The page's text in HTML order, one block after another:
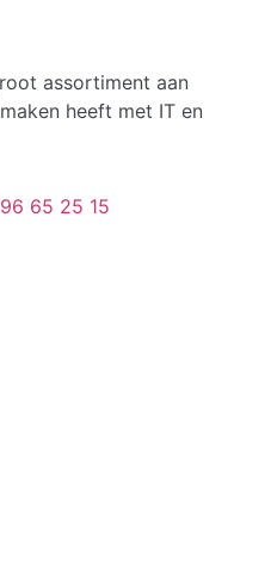
assortiment aan
heeft met IT en
65 25 15